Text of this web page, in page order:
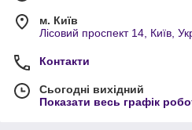
м. Київ
Лісовий проспект 14, Київ,
Контакти
Сьогодні вихідний
Показати весь графік